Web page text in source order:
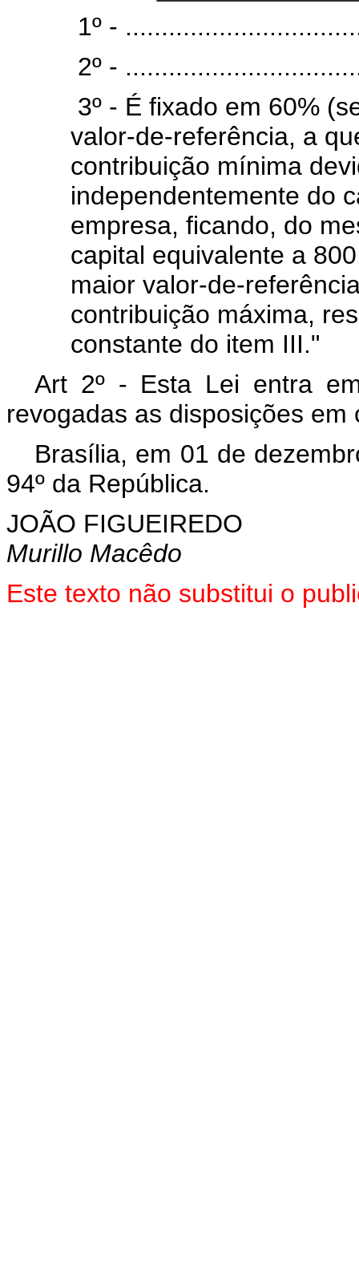
1º -
2º -
3º - É fixado em 60%
valor-de-referência, a
contribuição mínima
independentemente do
empresa, ficando, do
capital equivalente a
maior valor-de-
contribuição máxima,
constante do item III."
Art 2º - Esta Lei entra
revogadas as disposições em
Brasília, em 01 de
94º da República.
JOÃO FIGUEIREDO
Murillo Macêdo
Este texto não substitui o